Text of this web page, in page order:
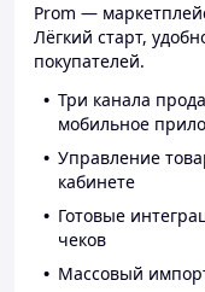
Prom —
Лёгкий старт,
покупателей.
Три канала
мобильное
Управление
кабинете
Готовые
чеков
Массовый